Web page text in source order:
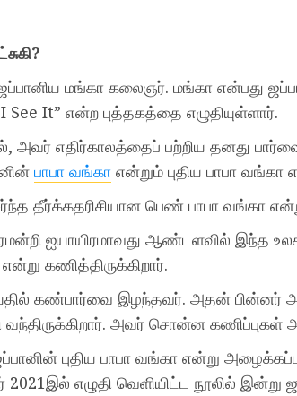
ஜப்பானிய மங்கா கலைஞர். மங்கா என்பது
It” என்ற புத்தகத்தை எழுதியுள்ளார்.
அவர் எதிர்காலத்தைப் பற்றிய தனது
பாபா வங்கா என்றும் புதிய பாபா
தீர்க்கதரிசியான பெண் பாபா வங்கா
ஐயாயிரமாவது ஆண்டளவில் இந்த
கணித்திருக்கிறார்.
கண்பார்வை இழந்தவர். அதன் பின்னர்
அவர் சொன்ன கணிப்புகள்
புதிய பாபா வங்கா என்று
எழுதி வெளியிட்ட நூலில் இன்று